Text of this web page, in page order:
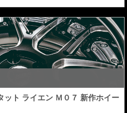
ット ライエン Ｍ０７ 新作ホイー